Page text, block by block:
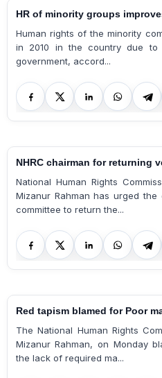
HR of minority groups
Human rights of the minority community have slightly improved
in 2010 in the country due to some effective steps of the
government, accord...
NHRC chairman for returning
National Human Rights Commission (NHRC) chairman Prof Dr
Mizanur Rahman has urged the government to form a special
committee to return the...
Red tapism blamed for Poor
The National Human Rights
Mizanur Rahman, on Monday blamed bureaucratic tangle for
the lack of required ma...